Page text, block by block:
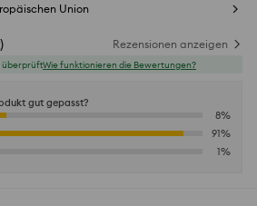
Union
) Rezensionen anzeigen
überprüftWie funktionieren die Bewertungen?
gut gepasst?
8%
91%
1%